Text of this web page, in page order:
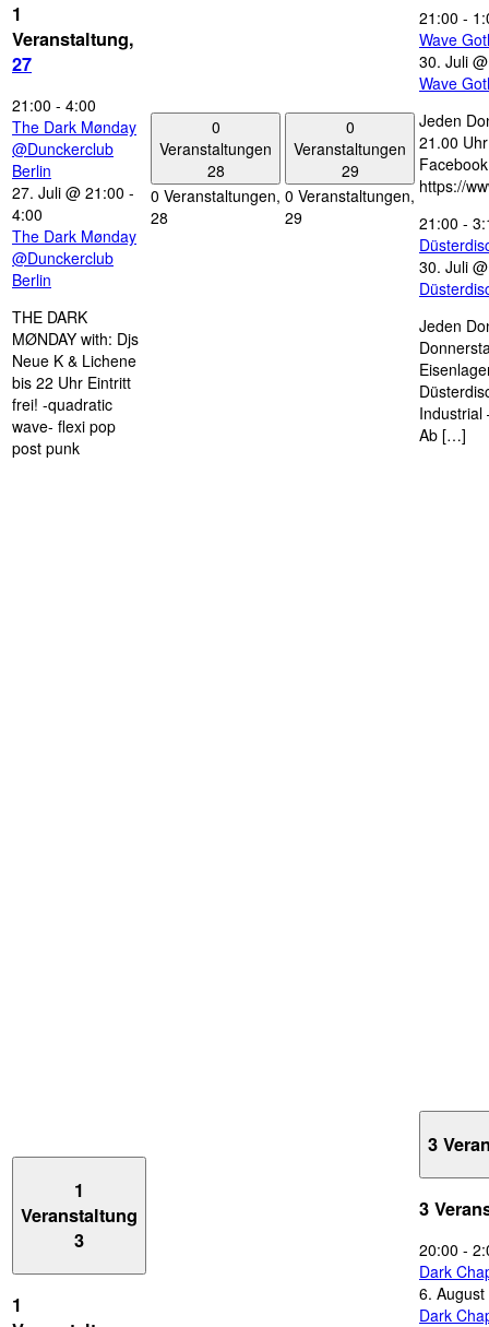
1
Veranstaltung,
27
21:00 - 4:00
The Dark Mønday
@Dunckerclub
Berlin
27. Juli @ 21:00 -
4:00
The Dark Mønday
@Dunckerclub
Berlin
THE DARK
MØNDAY with: Djs
Neue K & Lichene
bis 22 Uhr Eintritt
frei! -quadratic
wave- flexi pop
post punk
0
Veranstaltungen
28
0 Veranstaltungen,
28
0
Veranstaltungen
29
0 Veranstaltungen,
29
21:00 -
Wave
30. Juli
Wave
Jeden
21.00
https://
21:00 -
30. Juli
Jeden
Industrial
Ab […]
1
Veranstaltung
3
1
3
3
20:00 -
Dark
6.
Dark